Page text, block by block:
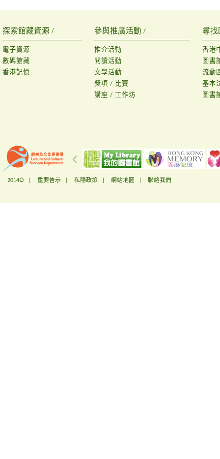
探索館藏資源 /
電子資源
數碼館藏
香港記憶
參與推廣活動 /
推介活動
閱讀活動
文學活動
獎項 / 比賽
講座 / 工作坊
尋找
香港
圖書
流動
基本
圖書
2014© | 重要告示 私隱政策 網站地圖 聯絡我們